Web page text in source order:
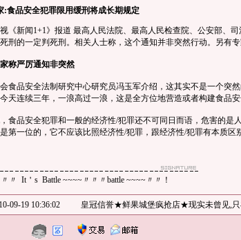
:食品安全犯罪限用缓刑将成长期规定
新闻1+1》报道 最高人民法院、最高人民检查院、公安部、
刑的一定判死刑。相关人士称，这个通知并非突然行动。另有
称严厉通知非突然
品安全法制研究中心研究员冯玉军介绍，这其实不是一个突然
天连续三年，一浪高过一浪，这是全方位地营造或者构建食品安
品安全犯罪和一般的经济性/犯罪还不可同日而语，危害的是
第一位的，它不应该比照经济性/犯罪，跟经济性/犯罪有本质区
〃 It＇s Battle ~~~~〃〃〃battle ~~~~〃〃！
09-19 10:36:02 皇冠信誉★鲜果城堡疯抢店★现实未曾见,只